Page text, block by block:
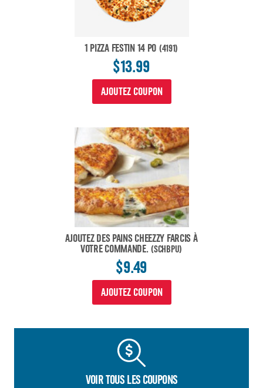
1 PIZZA FESTIN 14 PO (4191)
$13.99
AJOUTEZ COUPON
AJOUTEZ DES PAINS CHEEZZY FARCIS À
VOTRE COMMANDE. (SCHBPU)
$9.49
AJOUTEZ COUPON
VOIR TOUS LES COUPONS